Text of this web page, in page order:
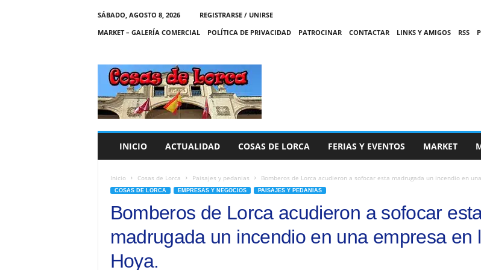
SÁBADO, AGOSTO 8, 2026
REGISTRARSE / UNIRSE
MARKET – GALERÍA COMERCIAL
POLÍTICA DE PRIVACIDAD PATROCINAR CONTACTAR LINKS Y AMIGOS RSS
C
A
S
INICIO ACTUALIDAD COSAS DE LORCA FERIAS Y EVENTOS MARKET
Inicio Cosas de Lorca Paisajes y pedanias Bomberos de Lorca acudieron a sofocar esta madrugada un incendio en
COSAS DE LORCA EMPRESAS Y NEGOCIOS PAISAJES Y PEDANIAS
Bomberos de Lorca acudieron a sofocar
madrugada un incendio en una empresa en
Hoya.